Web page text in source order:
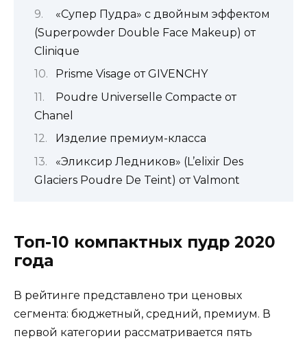
«Супер Пудра» с двойным эффектом
(Superpowder Double Face Makeup) от
Clinique
Prisme Visage от GIVENCHY
Poudre Universelle Compacte от
Chanel
Изделие премиум-класса
«Эликсир Ледников» (L’elixir Des
Glaciers Poudre De Teint) от Valmont
Топ-10 компактных пудр 2020
года
В рейтинге представлено три ценовых
сегмента: бюджетный, средний, премиум. В
первой категории рассматривается пять